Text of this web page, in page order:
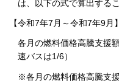
は、以下の式で算出する
【令和7年7月～令和7年9月】
各月の燃料価格高騰支援
速バスは1/6）
※各月の燃料価格高騰支